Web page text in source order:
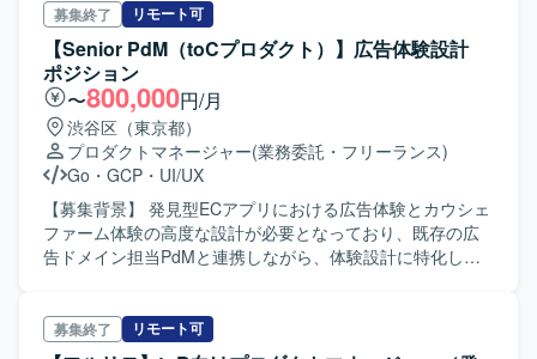
対応を行っていただきます。TerraFormを活用したインフラ
構成管理や、Oracle Databaseを含む各種リソースの設計・
変更対応、ネットワーク設定などを担当していただきま
す。また、既存環境に対する改善提案や構成の見直しなど
も行っていただきます。 【求める人物像】 与えられたタス
クをこなすだけでなく、自主的に課題を見つけて行動でき
る方を求めております。クラウド技術やインフラ全般に対
して主体的にキャッチアップし、継続的にスキルアップし
ていく志向性をお持ちの方が望ましいです。 【ポジション
の魅力】 GCPを中心としたクラウド環境に加え、
TerraFormを用いたインフラ構成管理の経験を深めることが
をお持ちの方は、長期的に多様なクラウドサービスに携わ
る機会もございます。 【開発環境】 GCPを中心としたクラ
募集終了 リモート可
【Senior PdM（toCプロダクト）】広告体験設計
ポジション
〜800,000円/月
渋谷区（東京都）
プロダクトマネージャー(業務委託・フリーランス)
Go ・ GCP ・ UI/UX
【募集背景】 発見型ECアプリにおける広告体験とカウシェ
ファーム体験の高度な設計が必要となっており、既存の広
告ドメイン担当PdMと連携しながら、体験設計に特化した
領域も兼任していただきます。具体的には、動画リワー
ド・オファーウォール・アフィリエイト・アンケートなど
募集終了 リモート可